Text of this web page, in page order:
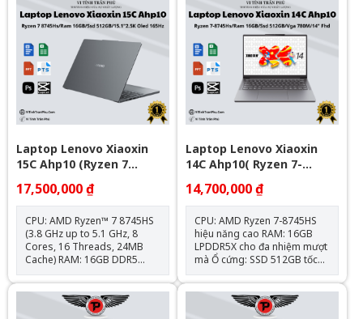
Laptop Lenovo Xiaoxin
15C Ahp10 (Ryzen 7
8745Hs\Ram 16Gb\Ssd
512Gb\15.1"2.5K Oled
165Hz)
17,500,000 ₫
CPU: AMD Ryzen™ 7 8745HS
(3.8 GHz up to 5.1 GHz, 8
Cores, 16 Threads, 24MB
Cache) RAM: 16GB DDR5
6400MHz (8GB onboard +
8GB) Ổ cứng: 512GB M.2
NVMe PCIe SSD Card
VGA: AMD Radeon Graphic
Laptop Lenovo Xiaoxin
14C Ahp10( Ryzen 7-
8745Hs | Ram 16Gb | Ssd
512Gb | Vga 780M |
14Inch Fhd+_Luna Grey)
14,700,000 ₫
CPU: AMD Ryzen 7-8745HS
hiệu năng cao RAM: 16GB
LPDDR5X cho đa nhiệm mượt
mà Ổ cứng: SSD 512GB tốc
độ cao Màn hình: 14 inch
FHD+ sắc nét Card đồ
họa: AMD Radeon 780M tích